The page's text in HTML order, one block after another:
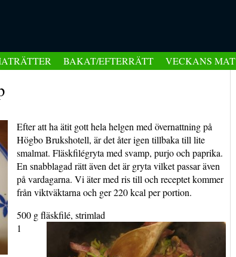
BAKAT/EFTERRÄTT VECKANS MAT
Efter att ha ätit gott hela helgen med övernattning på
Högbo Brukshotell, är det åter igen tillbaka till lite
smalmat. Fläskfilégryta med svamp, purjo och paprika.
En snabblagad rätt även det är gryta vilket passar även
på vardagarna. Vi äter med ris till och receptet kommer
från viktväktarna och ger 220 kcal per portion.
500 g fläskfilé, strimlad
1